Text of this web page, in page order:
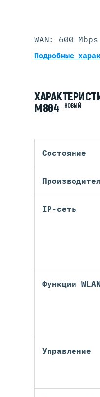
WAN: 600
Подробные
M804
НОВЫЙ
Состояние
IP-сеть
Функции WLAN
Управление